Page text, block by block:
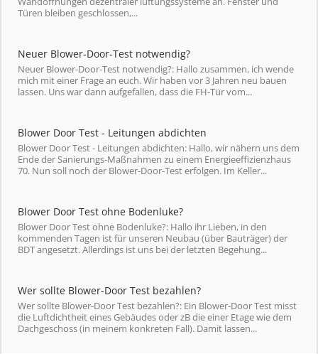
Türen bleiben geschlossen,...
Neuer Blower-Door-Test notwendig?
Neuer Blower-Door-Test notwendig?: Hallo zusammen, ich wende
mich mit einer Frage an euch. Wir haben vor 3 Jahren neu bauen
lassen. Uns war dann aufgefallen, dass die FH-Tür vom...
Blower Door Test - Leitungen abdichten
Blower Door Test - Leitungen abdichten: Hallo, wir nähern uns dem
Ende der Sanierungs-Maßnahmen zu einem Energieeffizienzhaus
70. Nun soll noch der Blower-Door-Test erfolgen. Im Keller...
Blower Door Test ohne Bodenluke?
Blower Door Test ohne Bodenluke?: Hallo ihr Lieben, in den
kommenden Tagen ist für unseren Neubau (über Bauträger) der
BDT angesetzt. Allerdings ist uns bei der letzten Begehung...
Wer sollte Blower-Door Test bezahlen?
Wer sollte Blower-Door Test bezahlen?: Ein Blower-Door Test misst
die Luftdichtheit eines Gebäudes oder zB die einer Etage wie dem
Dachgeschoss (in meinem konkreten Fall). Damit lassen...